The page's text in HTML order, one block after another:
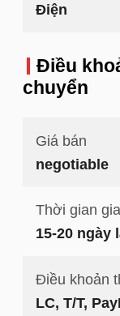
Điện
Điều
chuyển
Giá bán
negotiable
Thời gian
15-20 ngày
Điều khoản
LC, T/T,